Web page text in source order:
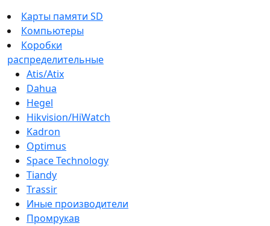
Карты памяти SD
Компьютеры
Коробки
распределительные
Atis/Atix
Dahua
Hegel
Hikvision/HiWatch
Kadron
Optimus
Space Technology
Tiandy
Trassir
Иные производители
Промрукав